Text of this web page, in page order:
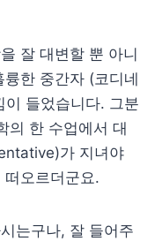
잘 대변할 뿐 아니
한 중간자 (코디네
들었습니다. 그분
의 한 수업에서 대
가 지녀야
오르더군요.
는구나, 잘 들어주